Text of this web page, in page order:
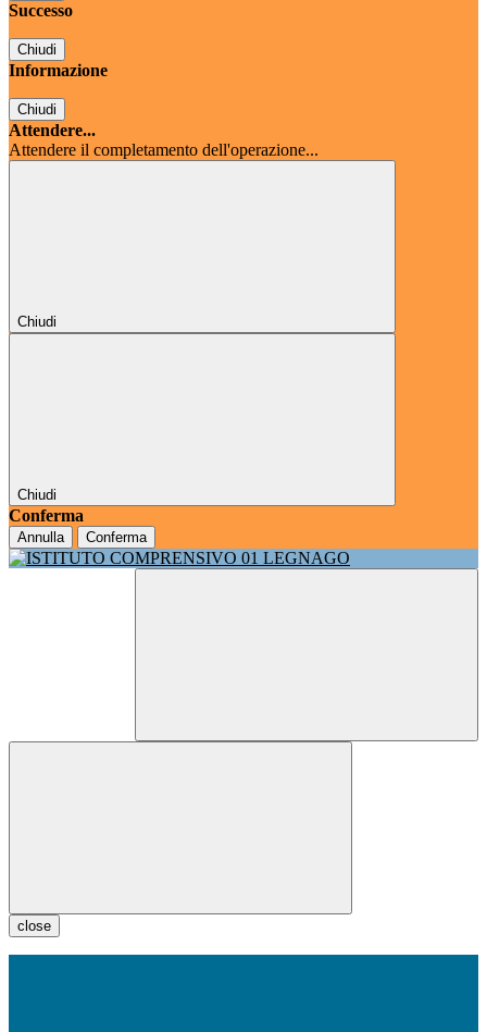
Successo
Chiudi
Informazione
Chiudi
Attendere...
Attendere il completamento dell'operazione...
Chiudi
Chiudi
Conferma
Annulla Conferma
close